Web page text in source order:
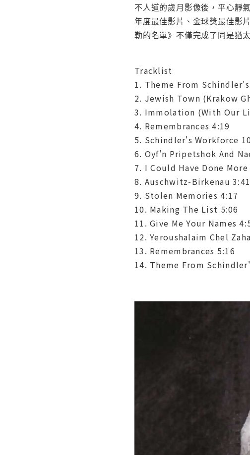
不人道的歲月影像後，平心靜
年度最佳影片、金球獎最佳影
勒的名單》不僅完成了同是猶
Tracklist
1. Theme From
2. Jewish Town (Krakow
3. Immolation (With Our
4. Remembrances 4:19
5. Schindler's Workforce
6. Oyf'n Pripetshok And
7. I Could Have Done More
8. Auschwitz-Birkenau 3:41
9. Stolen Memories 4:17
10. Making The List 5:06
11. Give Me Your Names
12. Yeroushalaim Chel
13. Remembrances 5:16
14. Theme From